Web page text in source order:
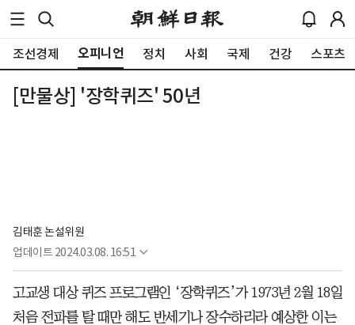
조선경제 오피니언 정치 사회 국제 건강 스포츠
[만물상] '장학퀴즈' 50년
김태훈 논설위원
업데이트 2024.03.08. 16:51
고교생 대상 퀴즈 프로그램인 ‘장학퀴즈’가 1973년 2월 18일
처음 전파를 탈 때만 해도 반세기나 장수하리라 예상한 이는